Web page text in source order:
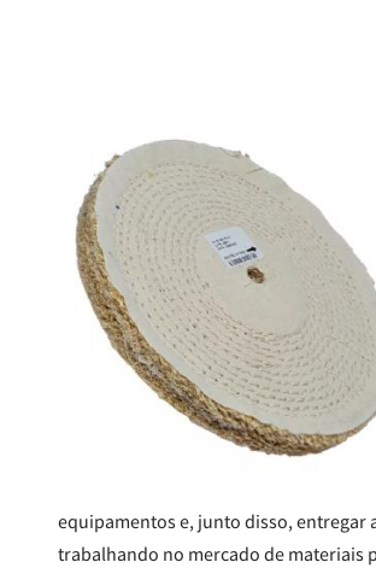
equipamentos e, junto disso, entregar
trabalhando no mercado de materiais